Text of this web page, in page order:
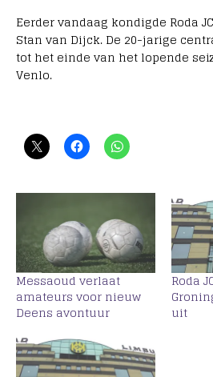
Eerder vandaag kondigde Roda
Stan van Dijck. De 20-jarige
tot het einde van het lopende
Venlo.
Messaoud verlaat
amateurs voor nieuw
Deens avontuur
Roda
uit